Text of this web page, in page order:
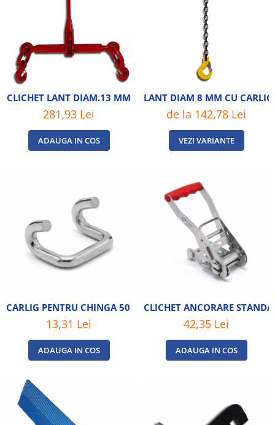
CLICHET LANT DIAM.13 MM
281,93 Lei
ADAUGA IN COS
LANT DIAM 8 MM CU
de la 142,78 Lei
VEZI VARIANTE
CARLIG PENTRU CHINGA 50 MM
13,31 Lei
ADAUGA IN COS
CLICHET ANCORARE
42,35 Lei
ADAUGA IN COS